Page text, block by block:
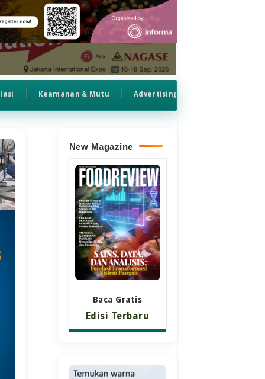
Keamanan & Mutu Advertising
New Magazine
Baca Gratis
Edisi Terbaru